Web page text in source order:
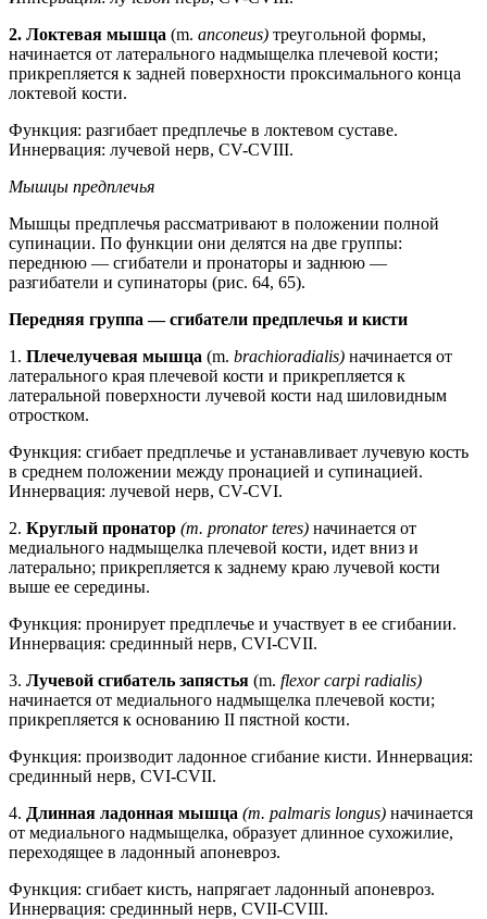
2. Локтевая мышца (m. anconeus) треугольной формы,
начинается от латерального надмыщелка плечевой кости;
прикрепляется к задней поверхности проксимального конца
локтевой кости.
Функция: разгибает предплечье в локтевом суставе.
Иннервация: лучевой нерв, CV-CVIII.
Мышцы предплечья
Мышцы предплечья рассматривают в положении полной
супинации. По функции они делятся на две группы:
переднюю — сгибатели и пронаторы и заднюю —
разгибатели и супинаторы (рис. 64, 65).
Передняя группа — сгибатели предплечья и кисти
1. Плечелучевая мышца (m. brachioradialis) начинается от
латерального края плечевой кости и прикрепляется к
латеральной поверхности лучевой кости над шиловидным
отростком.
Функция: сгибает предплечье и устанавливает лучевую кость
в среднем положении между пронацией и супинацией.
Иннервация: лучевой нерв, CV-CVI.
2. Круглый пронатор (m. pronator teres) начинается от
медиального надмыщелка плечевой кости, идет вниз и
латерально; прикрепляется к заднему краю лучевой кости
выше ее середины.
Функция: пронирует предплечье и участвует в ее сгибании.
Иннервация: срединный нерв, CVI-CVII.
3. Лучевой сгибатель запястья (m. flexor carpi radialis)
начинается от медиального надмыщелка плечевой кости;
прикрепляется к основанию II пястной кости.
Функция: производит ладонное сгибание кисти. Иннервация:
срединный нерв, CVI-CVII.
4. Длинная ладонная мышца (m. palmaris longus) начинается
от медиального надмыщелка, образует длинное сухожилие,
переходящее в ладонный апоневроз.
Функция: сгибает кисть, напрягает ладонный апоневроз.
Иннервация: срединный нерв, CVII-CVIII.